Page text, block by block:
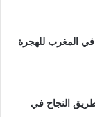
في المغرب للهجرة
النجاح في